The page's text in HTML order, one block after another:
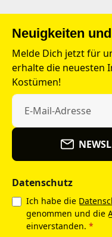
Neuigkeiten
Melde Dich jetzt für
erhalte die neuesten
Kostümen!
Datenschutz
Ich habe die
genommen und die
einverstanden. *